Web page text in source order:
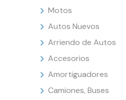
Motos
Autos Nuevos
Arriendo de Autos
Accesorios
Amortiguadores
Camiones, Buses